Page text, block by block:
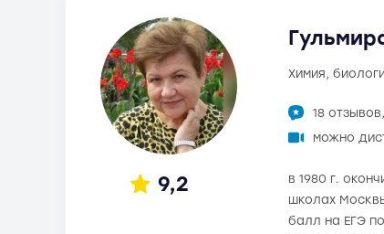
9,2
химия,
18 отзывов,
можно
в 1980 г.
школах
балл на ЕГЭ